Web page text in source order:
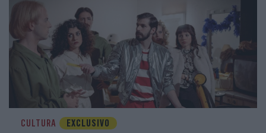
CULTURA EXCLUSIVO